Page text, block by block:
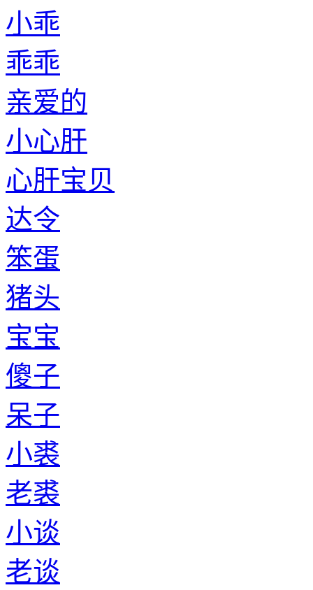
小乖
乖乖
亲爱的
小心肝
心肝宝贝
达令
笨蛋
猪头
宝宝
傻子
呆子
小裘
老裘
小谈
老谈